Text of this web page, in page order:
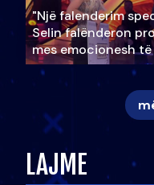
"Një falenderim
Selin falënderon
mes emocionesh
LAJME